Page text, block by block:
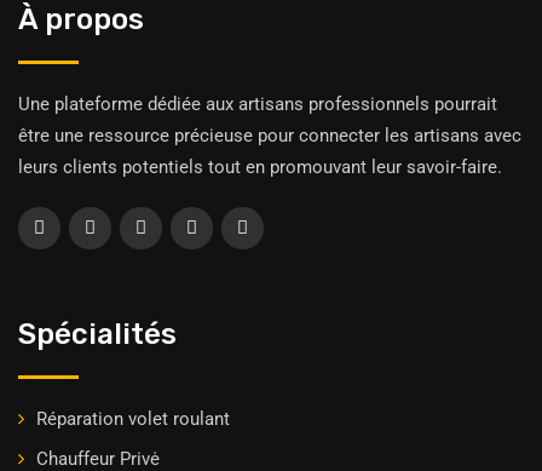
À propos
Une plateforme dédiée aux artisans professionnels pourrait
être une ressource précieuse pour connecter les artisans avec
leurs clients potentiels tout en promouvant leur savoir-faire.
Spécialités
Réparation volet roulant
Chauffeur Privė